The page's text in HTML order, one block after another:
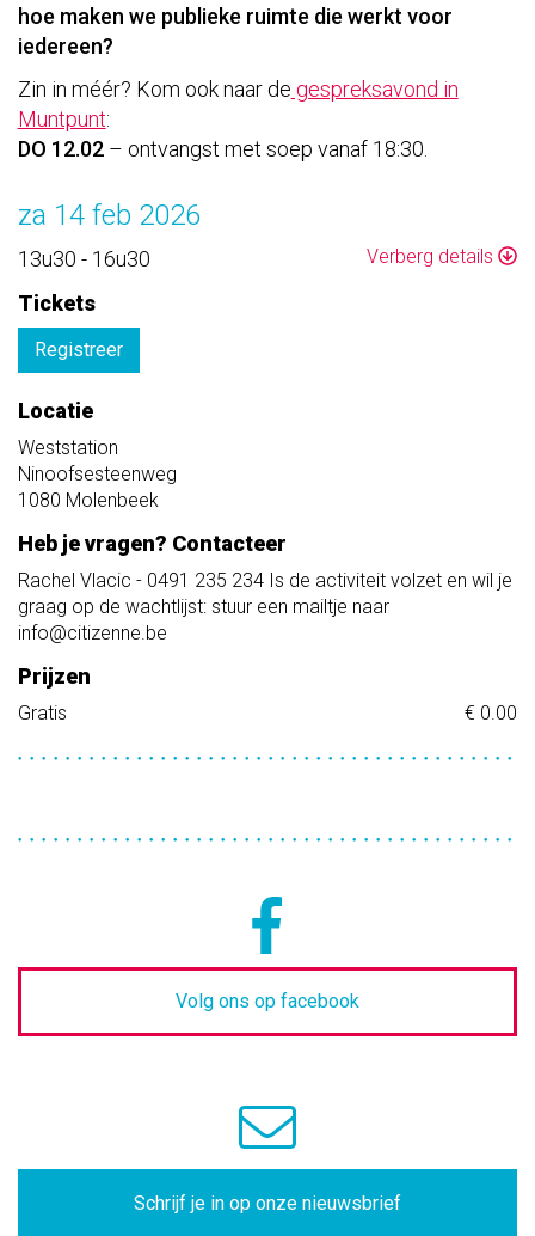
hoe maken we publieke ruimte die werkt voor
iedereen?
Zin in méér? Kom ook naar de gespreksavond in
Muntpunt:
DO 12.02– ontvangst met soep vanaf 18:30.
za 14 feb 2026
13u30 - 16u30 Verberg details
Tickets
Registreer
Locatie
Weststation
Ninoofsesteenweg
1080 Molenbeek
Heb je vragen? Contacteer
Rachel Vlacic - 0491 235 234 Is de activiteit volzet en wil je
graag op de wachtlijst: stuur een mailtje naar
info@citizenne.be
Prijzen
Gratis € 0.00
Volg ons op facebook
Schrijf je in op onze nieuwsbrief